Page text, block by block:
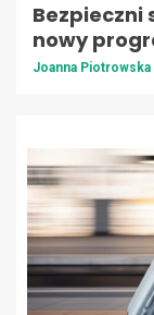
Bezpieczni
nowy
Joanna Piotrowska